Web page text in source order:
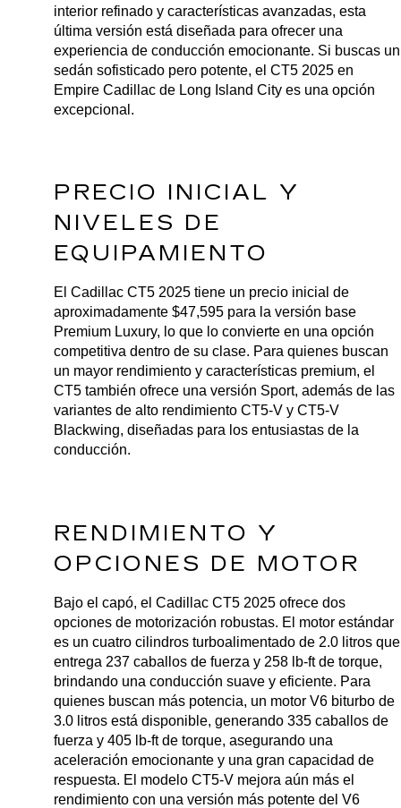
interior refinado y características avanzadas, esta
última versión está diseñada para ofrecer una
experiencia de conducción emocionante. Si buscas un
sedán sofisticado pero potente, el CT5 2025 en
Empire Cadillac de Long Island City es una opción
excepcional.
PRECIO INICIAL Y
NIVELES DE
EQUIPAMIENTO
El Cadillac CT5 2025 tiene un precio inicial de
aproximadamente $47,595 para la versión base
Premium Luxury, lo que lo convierte en una opción
competitiva dentro de su clase. Para quienes buscan
un mayor rendimiento y características premium, el
CT5 también ofrece una versión Sport, además de las
variantes de alto rendimiento CT5-V y CT5-V
Blackwing, diseñadas para los entusiastas de la
conducción.
RENDIMIENTO Y
OPCIONES DE MOTOR
Bajo el capó, el Cadillac CT5 2025 ofrece dos
opciones de motorización robustas. El motor estándar
es un cuatro cilindros turboalimentado de 2.0 litros que
entrega 237 caballos de fuerza y 258 lb-ft de torque,
brindando una conducción suave y eficiente. Para
quienes buscan más potencia, un motor V6 biturbo de
3.0 litros está disponible, generando 335 caballos de
fuerza y 405 lb-ft de torque, asegurando una
aceleración emocionante y una gran capacidad de
respuesta. El modelo CT5-V mejora aún más el
rendimiento con una versión más potente del V6